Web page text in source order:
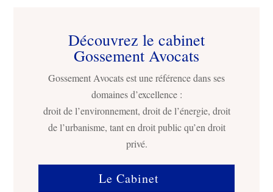
Découvrez le cabinet
Gossement Avocats
Gossement Avocats est une référence dans ses
domaines d’excellence :
droit de l’environnement, droit de l’énergie, droit
de l’urbanisme, tant en droit public qu’en droit
privé.
Le Cabinet